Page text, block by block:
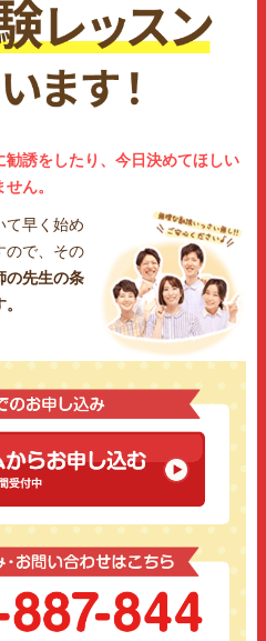
勧誘をしたり、今日決めてほしい
ん。
て早く始め
ので、その
の先生の条